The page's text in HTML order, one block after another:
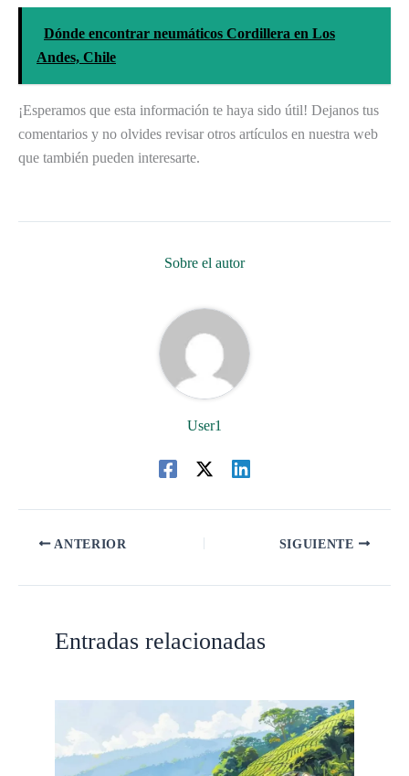
Dónde encontrar neumáticos Cordillera en Los
Andes, Chile
¡Esperamos que esta información te haya sido útil! Dejanos tus
comentarios y no olvides revisar otros artículos en nuestra web
que también pueden interesarte.
Sobre el autor
User1
ANTERIOR SIGUIENTE
Entradas relacionadas